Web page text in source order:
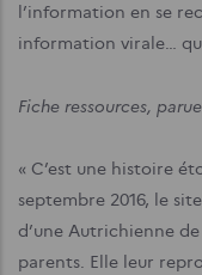
l’information en se
information virale… qui
Fiche ressources,
« C’est une histoire
septembre 2016, le
d’une Autrichienne
parents. Elle leur